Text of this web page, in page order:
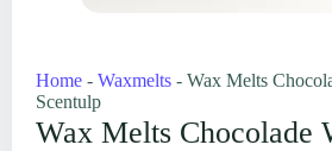
Home - Waxmelts - Wax Melts
Scentulp
Wax Melts Chocolade